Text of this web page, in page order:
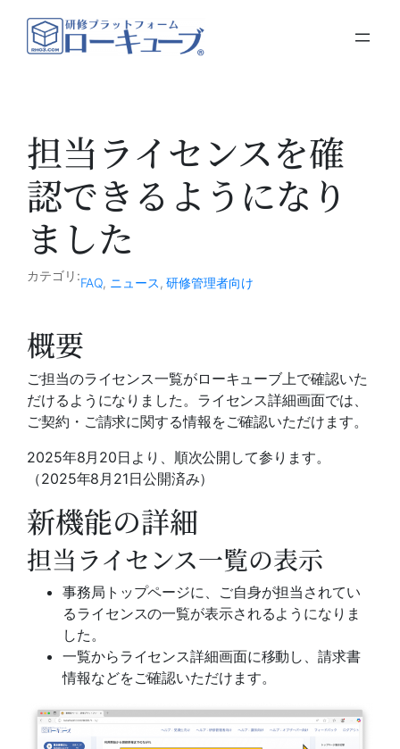
担当ライセンスを確
認できるようになり
ました
カテゴリ:FAQ, ニュース , 研修管理者向け
概要
ご担当のライセンス一覧がローキューブ上で確認いた
だけるようになりました。ライセンス詳細画面では、
ご契約・ご請求に関する情報をご確認いただけます。
2025年8月20日より、順次公開して参ります。
（2025年8月21日公開済み）
新機能の詳細
担当ライセンス一覧の表示
事務局トップページに、ご自身が担当されてい
るライセンスの一覧が表示されるようになりま
した。
一覧からライセンス詳細画面に移動し、請求書
情報などをご確認いただけます。